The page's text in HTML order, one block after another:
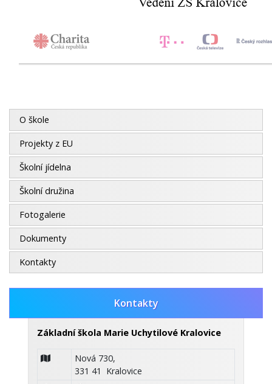
O škole
Projekty z EU
Školní jídelna
Školní družina
Fotogalerie
Dokumenty
Kontakty
Kontakty
Základní škola Marie Uchytilové Kralovice
Nová 730,
331 41 Kralovice